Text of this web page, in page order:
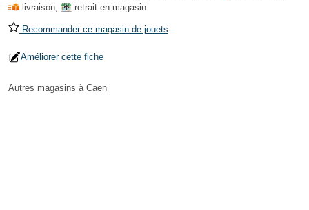
livraison, retrait en magasin
Recommander ce magasin de jouets
Améliorer cette fiche
Autres magasins à Caen